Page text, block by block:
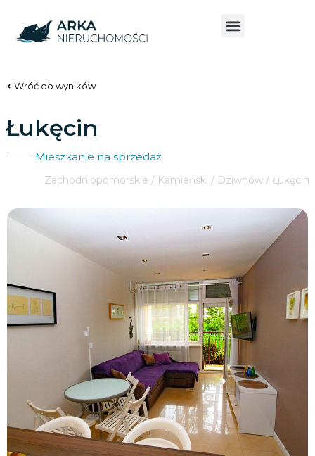
Wróć do wyników
Łukęcin
Mieszkanie na sprzedaż
Zachodniopomorskie / Kamieński / Dziwnów / Łukęcin